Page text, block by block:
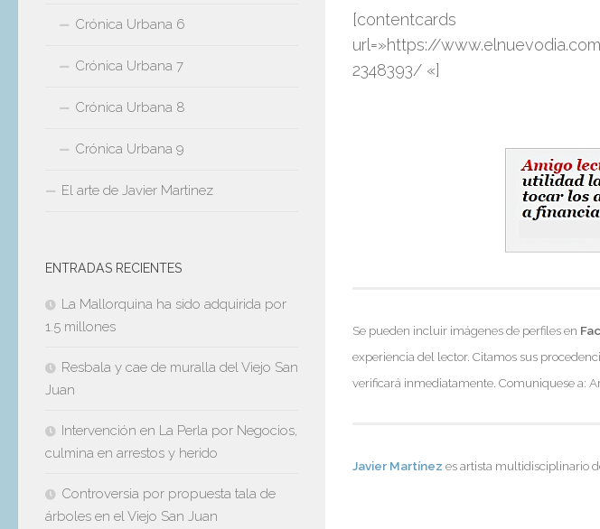
[contentcards
url=»https://
2348393/ «]
Se pueden incluir imágenes de perfiles en
experiencia del lector. Citamos sus
verificará inmediatamente. Comuniquese a:
Javier Martínez es artista multidisciplinario
Crónica Urbana 6
Crónica Urbana 7
Crónica Urbana 8
Crónica Urbana 9
El arte de Javier Martinez
ENTRADAS RECIENTES
La Mallorquina ha sido adquirida por
1.5 millones
Resbala y cae de muralla del Viejo San
Juan
Intervención en La Perla por Negocios,
culmina en arrestos y herido
Controversia por propuesta tala de
árboles en el Viejo San Juan